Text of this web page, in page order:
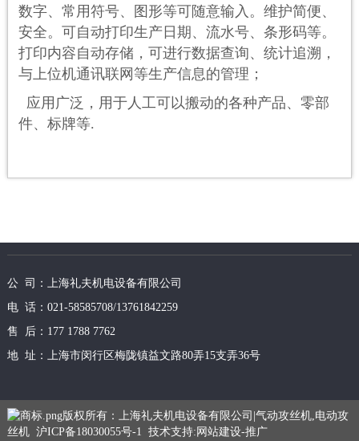
数字、常用符号、图形等可随意输入。维护简便、
安全。可自动打印生产日期、流水号、条形码等。
打印内容自动存储，可进行数据查询、统计追溯，
与上位机通讯联网等生产信息的管理；
应用广泛，用于人工可以搬动的各种产品、零部
件、标牌等.
公 司：上海礼夫机电设备有限公司
电 话：021-58585708/13761842259
售 后：177 1788 7762
地 址：上海市闵行区梅陇镇益文路80弄15支弄36号
版权所有：上海礼夫机电设备有限公司|气动攻丝机,电动攻
丝机 沪ICP备18030055号-1 技术支持: 网站建设-推广